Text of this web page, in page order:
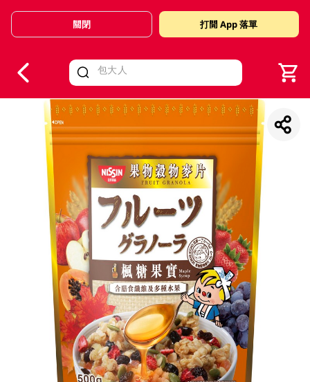
Valid Until 30 June 2026
關閉 打開 App 落單